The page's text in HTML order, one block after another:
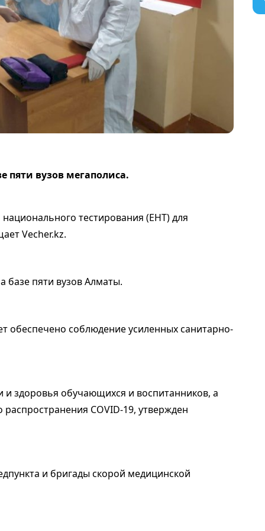
пяти вузов мегаполиса.
тестирования (ЕНТ) для
Vecher.kz.
базе пяти вузов Алматы.
обеспечено соблюдение усиленных санитарно-
и здоровья обучающихся и воспитанников, а
COVID-19, утвержден
и бригады скорой медицинской